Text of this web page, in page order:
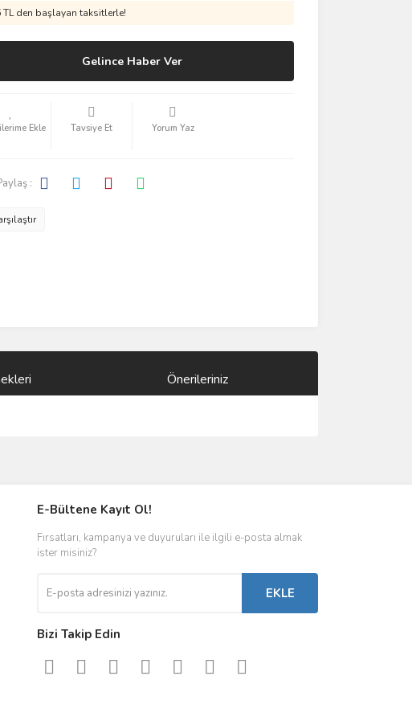
TL den başlayan taksitlerle!
Gelince Haber Ver
Tavsiye Et Yorum Yaz
:
Önerileriniz
E-Bültene Kayıt Ol!
Fırsatları, kampanya ve duyuruları ile ilgili e-posta almak
ister misiniz?
EKLE
Bizi Takip Edin